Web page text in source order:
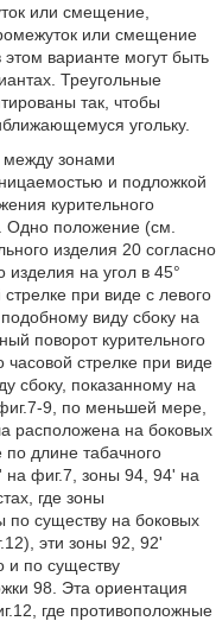
или смещение,
или смещение
варианте могут быть
Треугольные
так, чтобы
угольку.
между зонами
и подложкой
курительного
Одно положение (см.
изделия 20 согласно
изделия на угол в 45°
при виде с левого
виду сбоку на
поворот курительного
стрелке при виде
сбоку, показанному на
9, по меньшей мере,
расположена на боковых
по длине табачного
на фиг.7, зоны 94, 94' на
где зоны
по существу на боковых
эти зоны 92, 92'
и по существу
98. Эта ориентация
где противоположные